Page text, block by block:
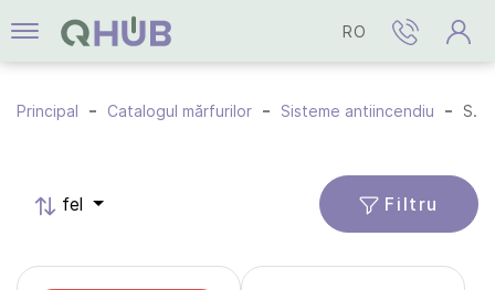
RO
Principal Catalogul mărfurilor Sisteme antiincendiu Surse de alimentare
fel Filtru